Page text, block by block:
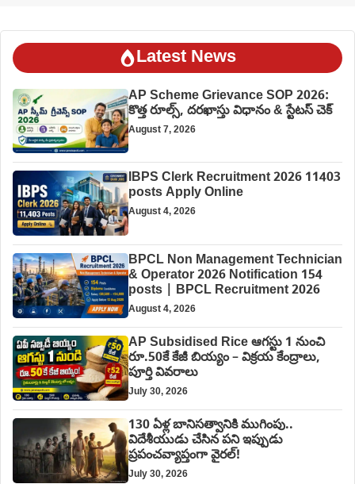
Latest News
AP Scheme Grievance SOP 2026:
కొత్త రూల్స్, దరఖాస్తు విధానం & స్టేటస్ చెక్
August 7, 2026
IBPS Clerk Recruitment 2026 11403
posts Apply Online
August 4, 2026
BPCL Non Management Technician
& Operator 2026 Notification 154
posts | BPCL Recruitment 2026
August 4, 2026
AP Subsidised Rice ఆగస్టు 1 నుంచి
రూ.50కే కేజీ బియ్యం – విక్రయ కేంద్రాలు,
పూర్తి వివరాలు
July 30, 2026
130 ఏళ్ల బానిసత్వానికి ముగింపు..
విదేశీయుడు చేసిన పని ఇప్పుడు
ప్రపంచవ్యాప్తంగా వైరల్!
July 30, 2026